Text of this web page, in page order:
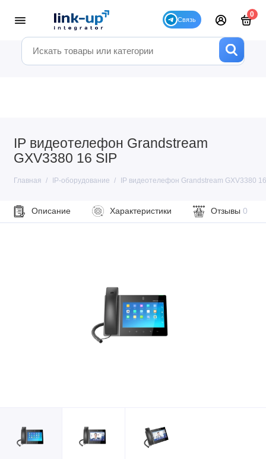
0
IP видеотелефон Grandstream
GXV3380 16 SIP
Главная IP-оборудование IP видеотелефон Grandstream GXV3380
Описание Характеристики Отзывы 0